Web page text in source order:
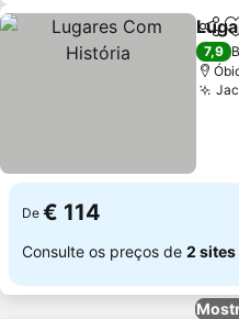
7,9
De € 114
Consulte os preços de 2 sites